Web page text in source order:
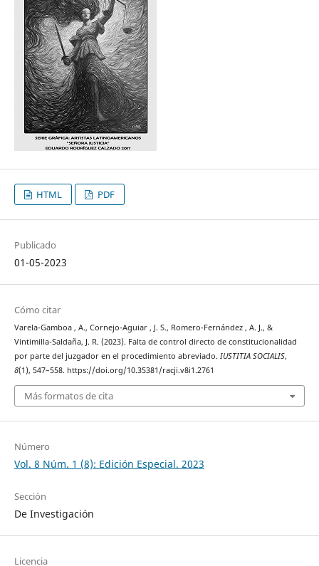
HTML PDF
Publicado
01-05-2023
Cómo citar
Varela-Gamboa , A., Cornejo-Aguiar , J. S., Romero-Fernández , A. J., &
Vintimilla-Saldaña, J. R. (2023). Falta de control directo de constitucionalidad
por parte del juzgador en el procedimiento abreviado. IUSTITIA SOCIALIS,
8(1), 547–558. https://doi.org/10.35381/racji.v8i1.2761
Más formatos de cita
Número
Vol. 8 Núm. 1 (8): Edición Especial. 2023
Sección
De Investigación
Licencia